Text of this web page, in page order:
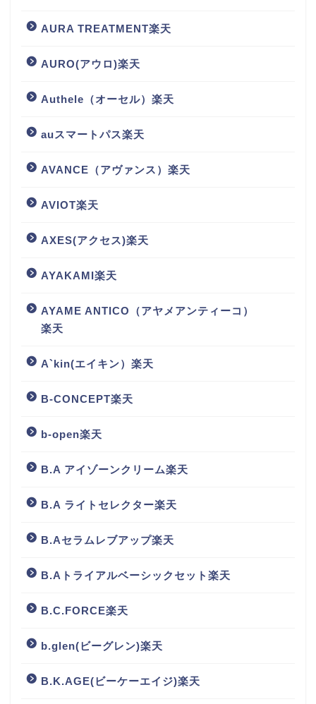
AURA TREATMENT楽天
AURO(アウロ)楽天
Authele（オーセル）楽天
auスマートパス楽天
AVANCE（アヴァンス）楽天
AVIOT楽天
AXES(アクセス)楽天
AYAKAMI楽天
AYAME ANTICO（アヤメアンティーコ）
楽天
A`kin(エイキン）楽天
B-CONCEPT楽天
b-open楽天
B.A アイゾーンクリーム楽天
B.A ライトセレクター楽天
B.Aセラムレブアップ楽天
B.Aトライアルベーシックセット楽天
B.C.FORCE楽天
b.glen(ビーグレン)楽天
B.K.AGE(ビーケーエイジ)楽天